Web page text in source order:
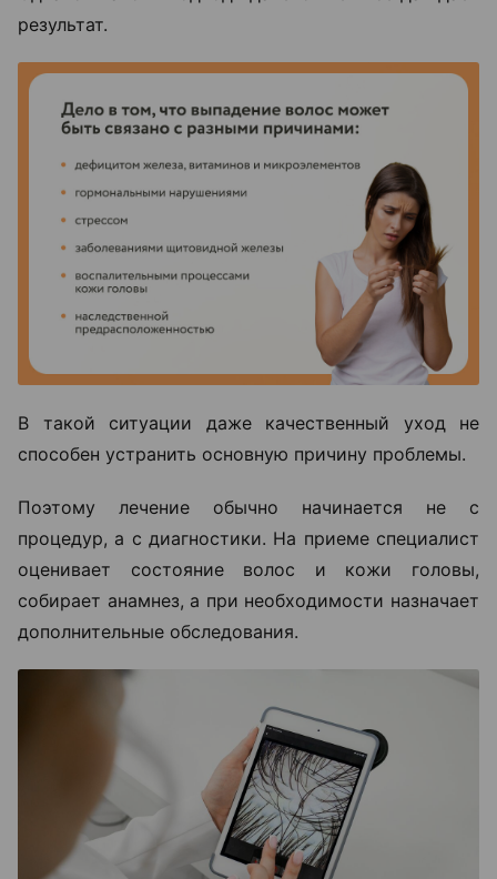
результат.
В такой ситуации даже качественный уход не
способен устранить основную причину проблемы.
Поэтому лечение обычно начинается не с
процедур, а с диагностики. На приеме специалист
оценивает состояние волос и кожи головы,
собирает анамнез, а при необходимости назначает
дополнительные обследования.